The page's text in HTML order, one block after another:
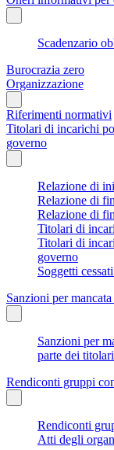
Scadenzario
Burocrazia zero
Organizzazione
Riferimenti normativi
Titolari di incarichi
governo
Relazione di
Relazione di
Relazione di
Titolari di
Titolari di
governo
Soggetti
Sanzioni per
Sanzioni per
parte dei
Rendiconti gruppi
Rendiconti
Atti degli